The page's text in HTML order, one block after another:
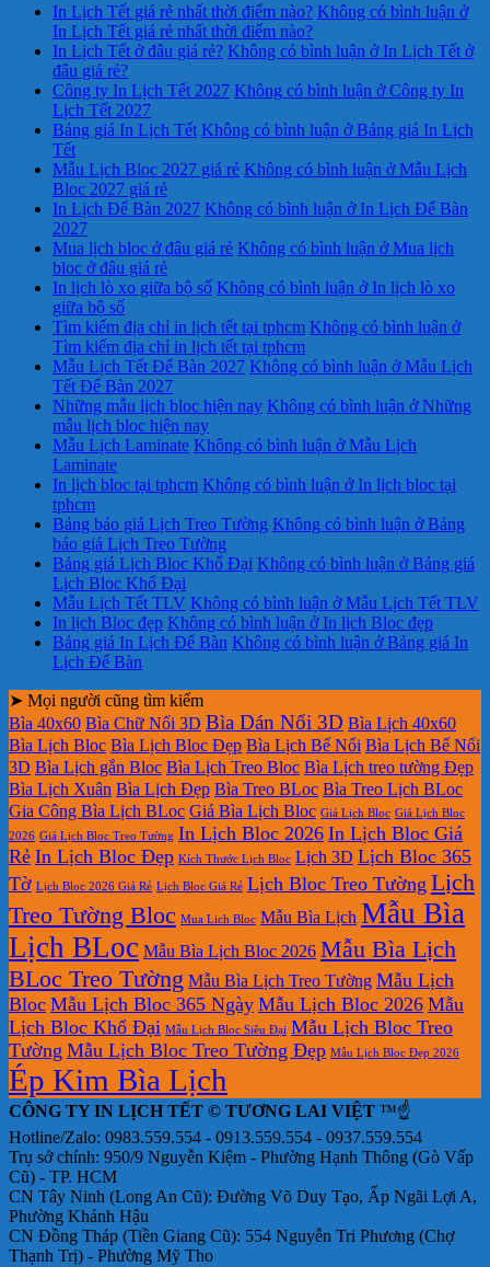
In Lịch Tết giá rẻ nhất thời điểm nào? Không có bình luận ở
In Lịch Tết giá rẻ nhất thời điểm nào?
In Lịch Tết ở đâu giá rẻ? Không có bình luận ở In Lịch Tết ở
đâu giá rẻ?
Công ty In Lịch Tết 2027 Không có bình luận ở Công ty In
Lịch Tết 2027
Bảng giá In Lịch Tết Không có bình luận ở Bảng giá In Lịch
Tết
Mẫu Lịch Bloc 2027 giá rẻ Không có bình luận ở Mẫu Lịch
Bloc 2027 giá rẻ
In Lịch Để Bàn 2027 Không có bình luận ở In Lịch Để Bàn
2027
Mua lịch bloc ở đâu giá rẻ Không có bình luận ở Mua lịch
bloc ở đâu giá rẻ
In lịch lò xo giữa bộ số Không có bình luận ở In lịch lò xo
giữa bộ số
Tìm kiếm địa chỉ in lịch tết tại tphcm Không có bình luận ở
Tìm kiếm địa chỉ in lịch tết tại tphcm
Mẫu Lịch Tết Để Bàn 2027 Không có bình luận ở Mẫu Lịch
Tết Để Bàn 2027
Những mẫu lịch bloc hiện nay Không có bình luận ở Những
mẫu lịch bloc hiện nay
Mẫu Lịch Laminate Không có bình luận ở Mẫu Lịch
Laminate
In lịch bloc tại tphcm Không có bình luận ở In lịch bloc tại
tphcm
Bảng báo giá Lịch Treo Tường Không có bình luận ở Bảng
báo giá Lịch Treo Tường
Bảng giá Lịch Bloc Khổ Đại Không có bình luận ở Bảng giá
Lịch Bloc Khổ Đại
Mẫu Lịch Tết TLV Không có bình luận ở Mẫu Lịch Tết TLV
In lịch Bloc đẹp Không có bình luận ở In lịch Bloc đẹp
Bảng giá In Lịch Để Bàn Không có bình luận ở Bảng giá In
Lịch Để Bàn
➤ Mọi người cũng tìm kiếm
Bìa 40x60 Bìa Chữ Nổi 3D Bìa Dán Nổi 3D Bìa Lịch 40x60
Bìa Lịch Bloc Bìa Lịch Bloc Đẹp Bìa Lịch Bế Nổi Bìa Lịch Bế Nổi
3D Bìa Lịch gắn Bloc Bìa Lịch Treo Bloc Bìa Lịch treo tường Đẹp
Bìa Lịch Xuân Bìa Lịch Đẹp Bìa Treo BLoc Bìa Treo Lịch BLoc
Gia Công Bìa Lịch BLoc Giá Bìa Lịch Bloc Giá Lịch Bloc Giá Lịch Bloc
2026 Giá Lịch Bloc Treo Tường In Lịch Bloc 2026 In Lịch Bloc Giá
Rẻ In Lịch Bloc Đẹp Kích Thước Lịch Bloc Lịch 3D Lịch Bloc 365
Tờ Lịch Bloc 2026 Giá Rẻ Lịch Bloc Giá Rẻ Lịch Bloc Treo Tường Lịch
Treo Tường Bloc Mua Lich Bloc Mẫu Bìa Lịch Mẫu Bìa
Lịch BLoc Mẫu Bìa Lịch Bloc 2026 Mẫu Bìa Lịch
BLoc Treo Tường Mẫu Bìa Lịch Treo Tường Mẫu Lịch
Bloc Mẫu Lịch Bloc 365 Ngày Mẫu Lịch Bloc 2026 Mẫu
Lịch Bloc Khổ Đại Mẫu Lịch Bloc Siêu Đại Mẫu Lịch Bloc Treo
Tường Mẫu Lịch Bloc Treo Tường Đẹp Mẫu Lịch Bloc Đẹp 2026
Ép Kim Bìa Lịch
CÔNG TY IN LỊCH TẾT © TƯƠNG LAI VIỆT ™☝️
Hotline/Zalo: 0983.559.554 - 0913.559.554 - 0937.559.554
Trụ sở chính: 950/9 Nguyễn Kiệm - Phường Hạnh Thông (Gò Vấp
Cũ) - TP. HCM
CN Tây Ninh (Long An Cũ): Đường Võ Duy Tạo, Ấp Ngãi Lợi A,
Phường Khánh Hậu
CN Đồng Tháp (Tiền Giang Cũ): 554 Nguyễn Tri Phương (Chợ
Thạnh Trị) - Phường Mỹ Tho